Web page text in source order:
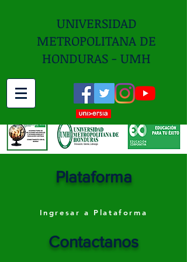
UNIVERSIDAD
METROPOLITANA DE
HONDURAS - UMH
Plataforma
Ingresar a Plataforma
Contactanos